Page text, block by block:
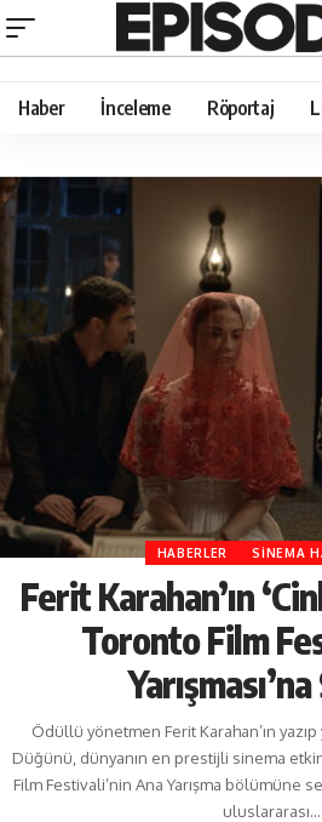
Haber İnceleme Röportaj
HABERLER SINEMA
Ferit Karahan’ın
Toronto Film
Ödüllü yönetmen Ferit Karahan’ın
Düğünü, dünyanın en prestijli sinema
Film Festivali’nin Ana Yarışma bölümüne
uluslararası…